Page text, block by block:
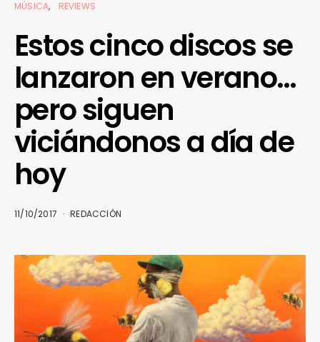
MÚSICA REVIEWS
Estos cinco discos se
lanzaron en verano…
pero siguen
viciándonos a día de
hoy
11/10/2017 REDACCIÓN